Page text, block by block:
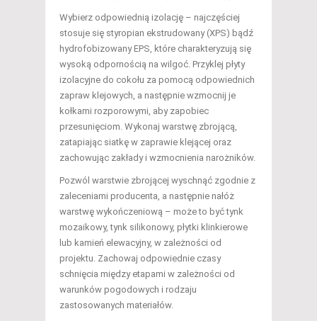
Wybierz odpowiednią izolację – najczęściej
stosuje się styropian ekstrudowany (XPS) bądź
hydrofobizowany EPS, które charakteryzują się
wysoką odpornością na wilgoć. Przyklej płyty
izolacyjne do cokołu za pomocą odpowiednich
zapraw klejowych, a następnie wzmocnij je
kołkami rozporowymi, aby zapobiec
przesunięciom. Wykonaj warstwę zbrojącą,
zatapiając siatkę w zaprawie klejącej oraz
zachowując zakłady i wzmocnienia narożników.
Pozwól warstwie zbrojącej wyschnąć zgodnie z
zaleceniami producenta, a następnie nałóż
warstwę wykończeniową – może to być tynk
mozaikowy, tynk silikonowy, płytki klinkierowe
lub kamień elewacyjny, w zależności od
projektu. Zachowaj odpowiednie czasy
schnięcia między etapami w zależności od
warunków pogodowych i rodzaju
zastosowanych materiałów.